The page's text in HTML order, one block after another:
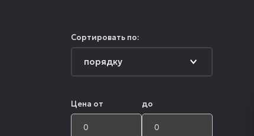
Сортировать по:
Цена от до